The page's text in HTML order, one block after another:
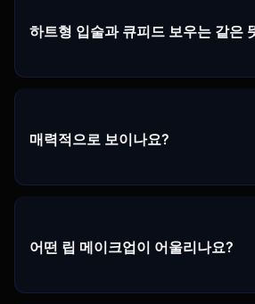
하트형 입술과 큐피드 보우는 같은
매력적으로 보이나요?
어떤 립 메이크업이 어울리나요?